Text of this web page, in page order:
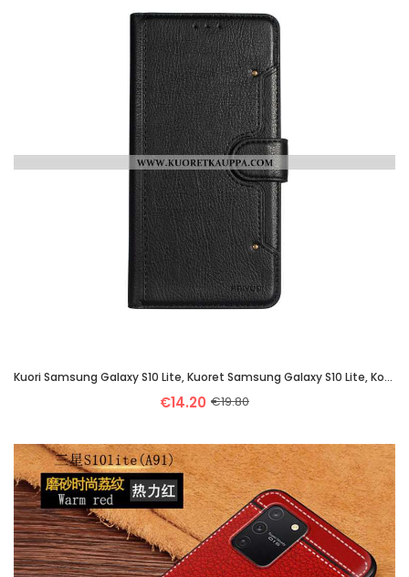
Kuori Samsung Galaxy S10 Lite, Kuoret Samsung Galaxy S10 Lite, Kotelo Samsung Galaxy S10 Lite Nahkak
€14.20 €19.80